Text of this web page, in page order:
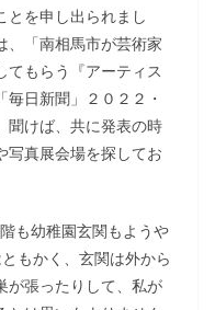
とを申し出られまし
、「南相馬市が芸術家
てもらう『アーティス
毎日新聞」２０２２・
聞けば、共に発表の時
写真展会場を探してお
も幼稚園玄関もようや
もかく、玄関は外から
が張ったりして、私が